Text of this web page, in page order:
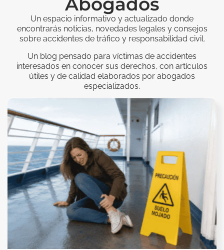
Un espacio informativo y actualizado donde
encontrarás noticias, novedades legales y consejos
sobre accidentes de tráfico y responsabilidad civil.
Un blog pensado para víctimas de accidentes
interesados en conocer sus derechos, con artículos
útiles y de calidad elaborados por abogados
especializados.